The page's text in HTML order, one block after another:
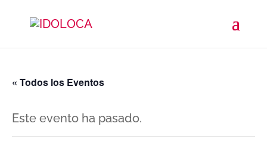
« Todos los Eventos
Este evento ha pasado.